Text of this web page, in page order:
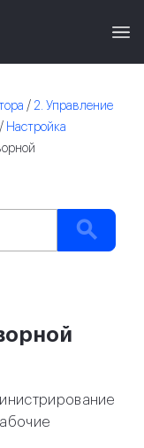
/ 2. Управление
/ Настройка